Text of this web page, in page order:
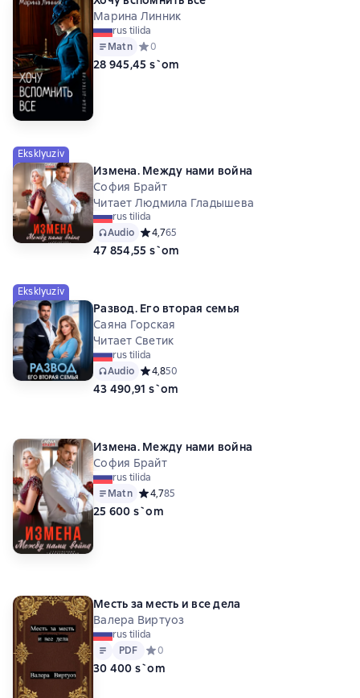
Марина Линник
rus tilida
Matn Средний рейтинг 0 на основе 0 оценок
0
28 945,45 s`om
Eksklyuziv
Измена. Между нами война
София Брайт
Читает Людмила Гладышева
rus tilida
Audio Средний рейтинг 4,7 на основе 65 оценок
4,765
47 854,55 s`om
Eksklyuziv
Развод. Его вторая семья
Саяна Горская
Читает Светик
rus tilida
Audio Средний рейтинг 4,8 на основе 50 оценок
4,850
43 490,91 s`om
Измена. Между нами война
София Брайт
rus tilida
Matn Средний рейтинг 4,7 на основе 85 оценок
4,785
25 600 s`om
Месть за месть и все дела
Валера Виртуоз
rus tilida
Matn
PDF
PDF Средний рейтинг 0 на основе 0 оценок
0
30 400 s`om